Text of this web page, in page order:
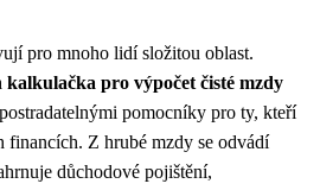
pro mnoho lidí složitou oblast.
kalkulačka pro výpočet čisté mzdy
pomocníky pro ty, kteří
financích. Z hrubé mzdy se odvádí
důchodové pojištění,